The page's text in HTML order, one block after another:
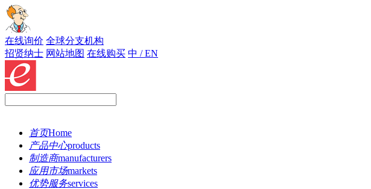
在线询价 全球分支机构
招贤纳士 网站地图 在线购买 中 / EN
首页Home
产品中心products
制造商manufacturers
应用市场markets
优势服务services